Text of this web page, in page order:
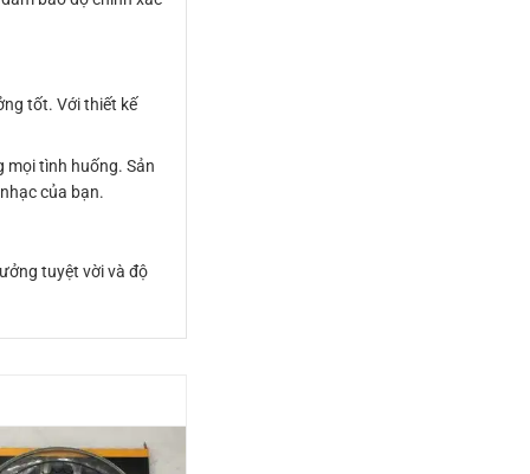
tốt. Với thiết kế
mọi tình huống. Sản
của bạn.
tuyệt vời và độ